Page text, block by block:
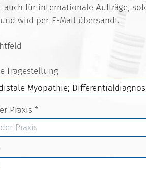
auch für internationale Aufträge,
wird per E-Mail übersandt.
Fragestellung
Praxis *